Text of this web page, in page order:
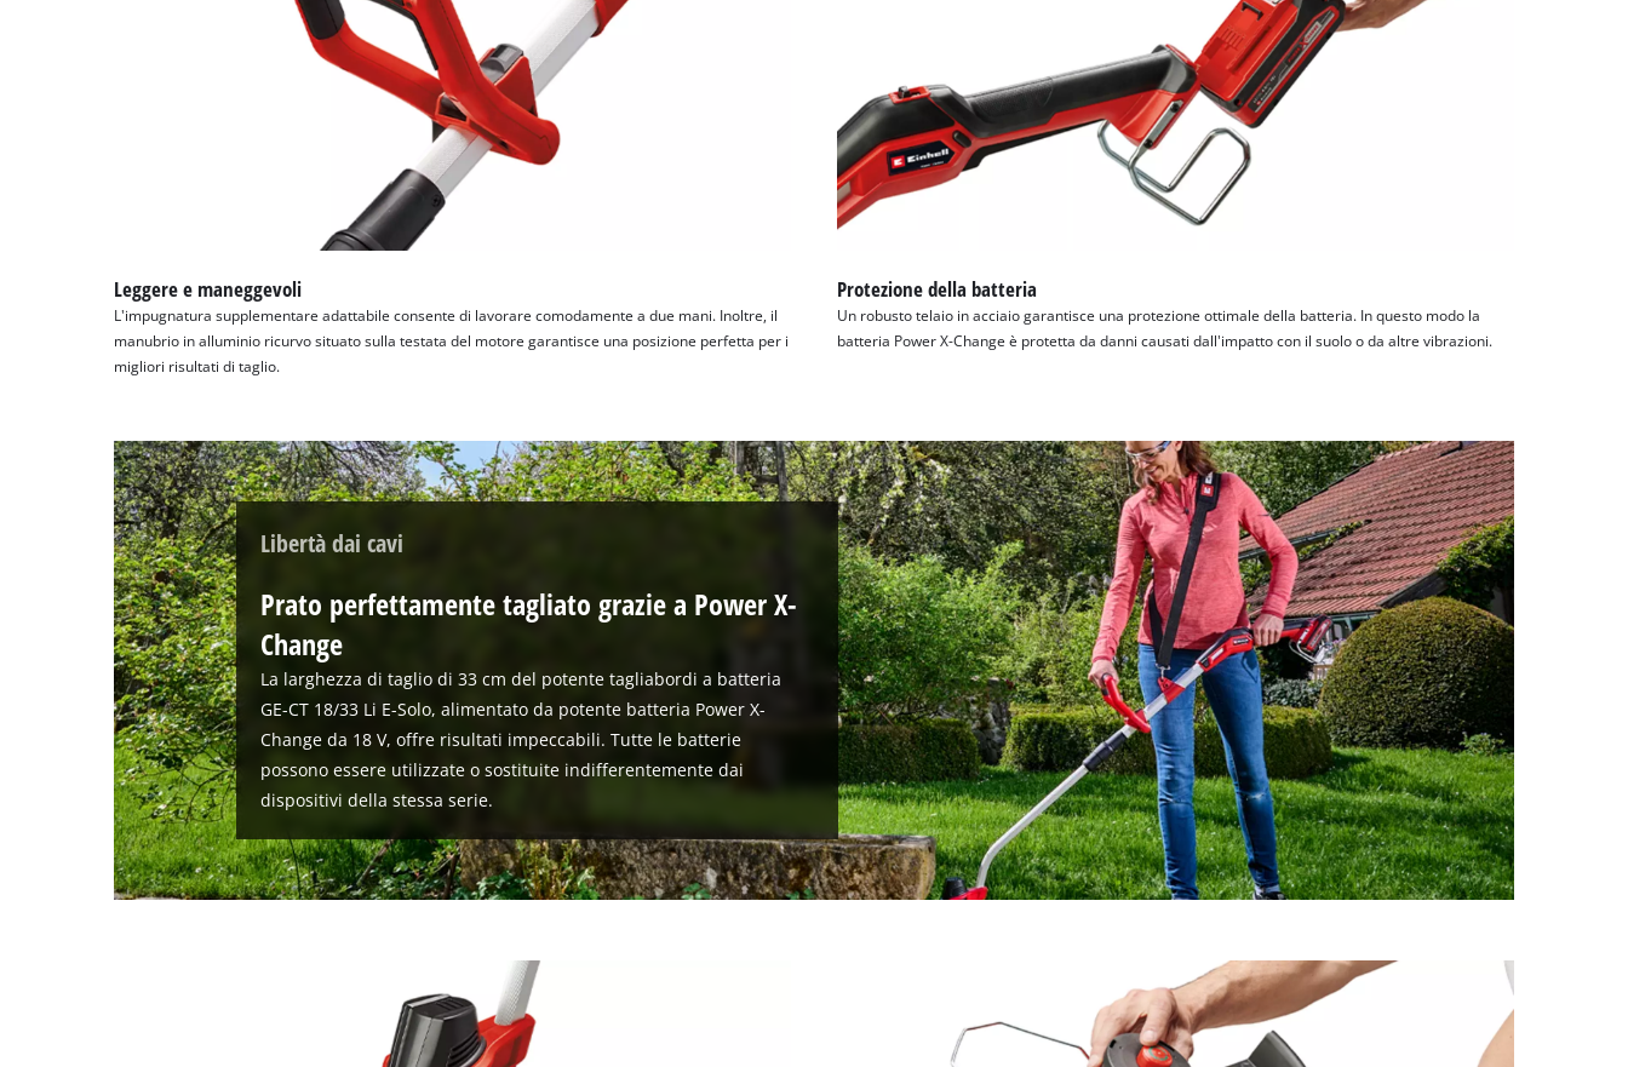
Leggere e maneggevoli
L'impugnatura supplementare adattabile consente di lavorare comodamente a due mani. Inoltre, il
manubrio in alluminio ricurvo situato sulla testata del motore garantisce una posizione perfetta per i
migliori risultati di taglio.
Protezione della batteria
Un robusto telaio in acciaio garantisce una protezione ottimale della batteria. In questo modo la
batteria Power X-Change è protetta da danni causati dall'impatto con il suolo o da altre vibrazioni.
Libertà dai cavi
Prato perfettamente tagliato grazie a Power X-
Change
La larghezza di taglio di 33 cm del potente tagliabordi a batteria
GE-CT 18/33 Li E-Solo, alimentato da potente batteria Power X-
Change da 18 V, offre risultati impeccabili. Tutte le batterie
possono essere utilizzate o sostituite indifferentemente dai
dispositivi della stessa serie.